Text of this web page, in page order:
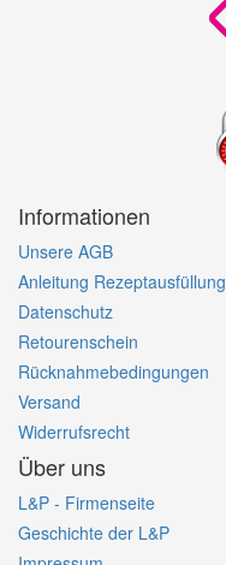
Informationen
Unsere AGB
Anleitung Rezeptausfüllung
Datenschutz
Retourenschein
Rücknahmebedingungen
Versand
Widerrufsrecht
Über uns
L&P - Firmenseite
Geschichte der L&P